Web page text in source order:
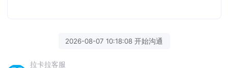
2026-08-07 10:18:08 开始沟通
拉卡拉客服